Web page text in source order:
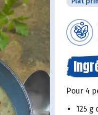
Pour 4
125 g